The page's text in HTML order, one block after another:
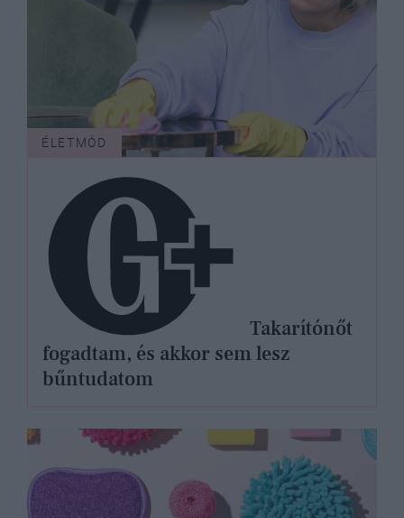
ÉLETMÓD
fogadtam, és akkor sem lesz
bűntudatom